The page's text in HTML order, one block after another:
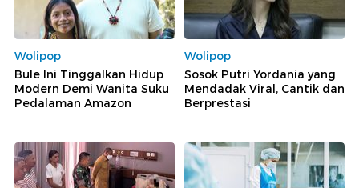
Wolipop
Bule Ini Tinggalkan Hidup
Modern Demi Wanita Suku
Pedalaman Amazon
Wolipop
Sosok Putri Yordania yang
Mendadak Viral, Cantik dan
Berprestasi